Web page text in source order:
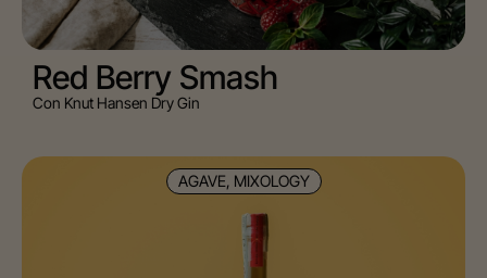
Red Berry Smash
Con Knut Hansen Dry Gin
AGAVE, MIXOLOGY